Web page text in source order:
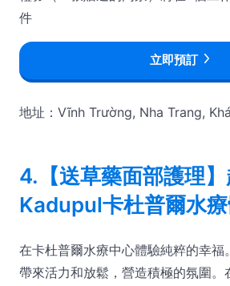
件
立即預訂
地址：Vĩnh Trường, Nha Trang,
4.【送草藥面部護理】
Kadupul卡杜普爾水
在卡杜普爾水療中心體驗純粹的幸福
帶來活力和放鬆，營造積極的氛圍。